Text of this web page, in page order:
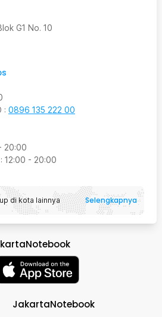
G1 No. 10
: 0896 135 222 00
20:00
: 12:00 - 20:00
di kota lainnya Selengkapnya
JakartaNotebook